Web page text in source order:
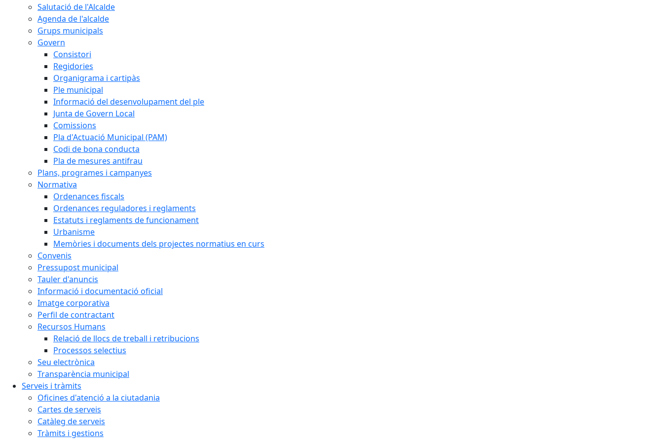
Salutació de l'Alcalde
Agenda de l'alcalde
Grups municipals
Govern
Consistori
Regidories
Organigrama i cartipàs
Ple municipal
Informació del desenvolupament del ple
Junta de Govern Local
Comissions
Pla d'Actuació Municipal (PAM)
Codi de bona conducta
Pla de mesures antifrau
Plans, programes i campanyes
Normativa
Ordenances fiscals
Ordenances reguladores i reglaments
Estatuts i reglaments de funcionament
Urbanisme
Memòries i documents dels projectes normatius en curs
Convenis
Pressupost municipal
Tauler d'anuncis
Informació i documentació oficial
Imatge corporativa
Perfil de contractant
Recursos Humans
Relació de llocs de treball i retribucions
Processos selectius
Seu electrònica
Transparència municipal
Serveis i tràmits
Oficines d'atenció a la ciutadania
Cartes de serveis
Catàleg de serveis
Tràmits i gestions